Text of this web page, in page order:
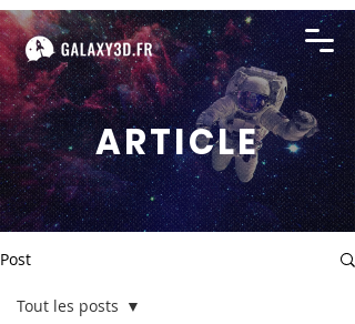
ARTICLE
Post
Tout les posts